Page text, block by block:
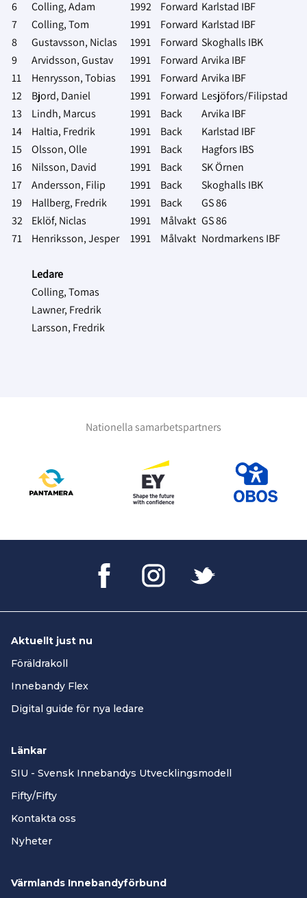
6
Colling, Adam 1992 Forward Karlstad IBF
7
Colling, Tom 1991 Forward Karlstad IBF
8
Gustavsson, Niclas 1991 Forward Skoghalls IBK
9
Arvidsson, Gustav 1991 Forward Arvika IBF
11
Henrysson, Tobias 1991 Forward Arvika IBF
12
Bjord, Daniel 1991 Forward Lesjöfors/Filipstad
13
Lindh, Marcus 1991 Back
Arvika IBF
14
Haltia, Fredrik 1991 Back
Karlstad IBF
15
Olsson, Olle 1991 Back
Hagfors IBS
16
Nilsson, David 1991 Back
SK Örnen
17
Andersson, Filip 1991 Back
Skoghalls IBK
19
Hallberg, Fredrik 1991 Back
GS 86
32
Eklöf, Niclas 1991 Målvakt GS 86
71
Henriksson, Jesper 1991 Målvakt Nordmarkens IBF
Ledare
Colling, Tomas
Lawner, Fredrik
Larsson, Fredrik
Nationella samarbetspartners
Aktuellt just nu
Föräldrakoll
Innebandy Flex
Digital guide för nya ledare
Länkar
SIU - Svensk Innebandys Utvecklingsmodell
Fifty/Fifty
Kontakta oss
Nyheter
Värmlands Innebandyförbund